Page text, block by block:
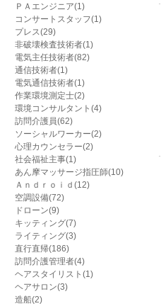
ＰＡエンジニア(1)
コンサートスタッフ(1)
プレス(29)
非破壊検査技術者(1)
電気主任技術者(82)
通信技術者(1)
電気通信技術者(1)
作業環境測定士(2)
環境コンサルタント(4)
訪問介護員(62)
ソーシャルワーカー(2)
心理カウンセラー(2)
社会福祉主事(1)
あん摩マッサージ指圧師(10)
Ａｎｄｒｏｉｄ(12)
空調設備(72)
ドローン(9)
キッティング(7)
ライティング(3)
直行直帰(186)
訪問介護管理者(4)
ヘアスタイリスト(1)
ヘアサロン(3)
造船(2)